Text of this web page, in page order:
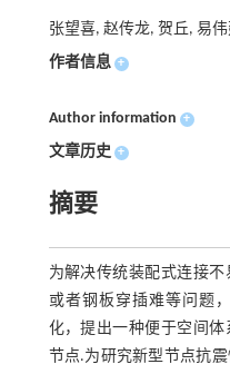
张望喜, 赵传龙, 贺丘, 易
作者信息 +
Author information +
文章历史 +
摘要
为解决传统装配式连接
或者钢板穿插难等问题
化，提出一种便于空间
节点.为研究新型节点抗